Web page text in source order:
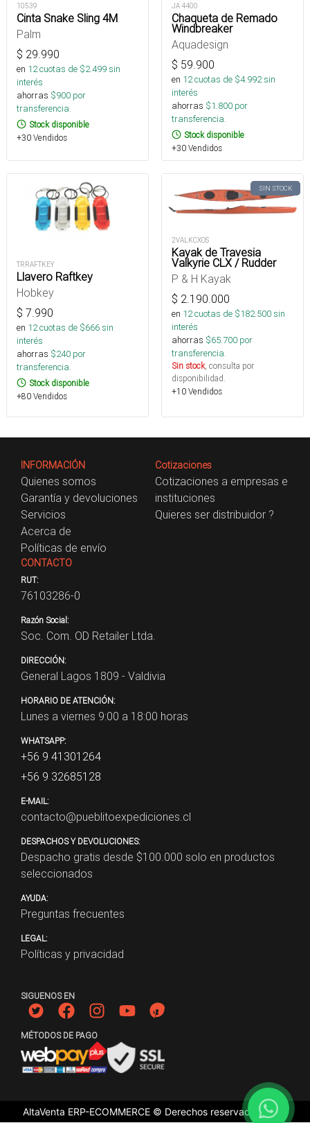
10539
Cinta Snake Sling 4M
Palm
$ 29.990
en 12cuotas de $2.499sin
interés
ahorras $900 por
transferencia.
Stock disponible
+30 Vendidos
JA 4400
Chaqueta de Remado
Windbreaker
Aquadesign
$ 59.900
en 12cuotas de $4.992sin
interés
ahorras $1.800 por
transferencia.
Stock disponible
+30 Vendidos
TRRAFTKEY
Llavero Raftkey
Hobkey
$ 7.990
en 12cuotas de $666sin
interés
ahorras $240 por
transferencia.
Stock disponible
+80 Vendidos
SIN STOCK
2VALKCXOS
Kayak de Travesia
Valkyrie CLX / Rudder
P & H Kayak
$ 2.190.000
en 12cuotas de $182.500sin
interés
ahorras $65.700 por
transferencia.
Sin stock, consulta por
disponibilidad.
+10 Vendidos
INFORMACIÓN
Quienes somos
Garantía y devoluciones
Servicios
Acerca de
Políticas de envío
Cotizaciones
Cotizaciones a empresas e
instituciones
Quieres ser distribuidor ?
CONTACTO
RUT:
76103286-0
Razón Social:
Soc. Com. OD Retailer Ltda.
DIRECCIÓN:
General Lagos 1809 - Valdivia
HORARIO DE ATENCIÓN:
Lunes a viernes 9:00 a 18:00 horas
WHATSAPP:
+56 9 41301264
+56 9 32685128
E-MAIL:
contacto@pueblitoexpediciones.cl
DESPACHOS Y DEVOLUCIONES:
Despacho gratis desde $100.000 solo en productos
seleccionados
AYUDA:
Preguntas frecuentes
LEGAL:
Políticas y privacidad
SIGUENOS EN
MÉTODOS DE PAGO
AltaVenta ERP-ECOMMERCE © Derechos reservados 2026